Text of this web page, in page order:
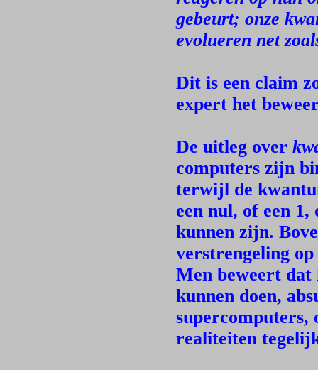
gebeurt; onze
evolueren net
Dit is een claim
expert het
De uitleg over
computers zijn
terwijl de
een nul, of een 1,
kunnen zijn.
verstrengeling
Men beweert dat
kunnen doen,
supercomputers,
realiteiten